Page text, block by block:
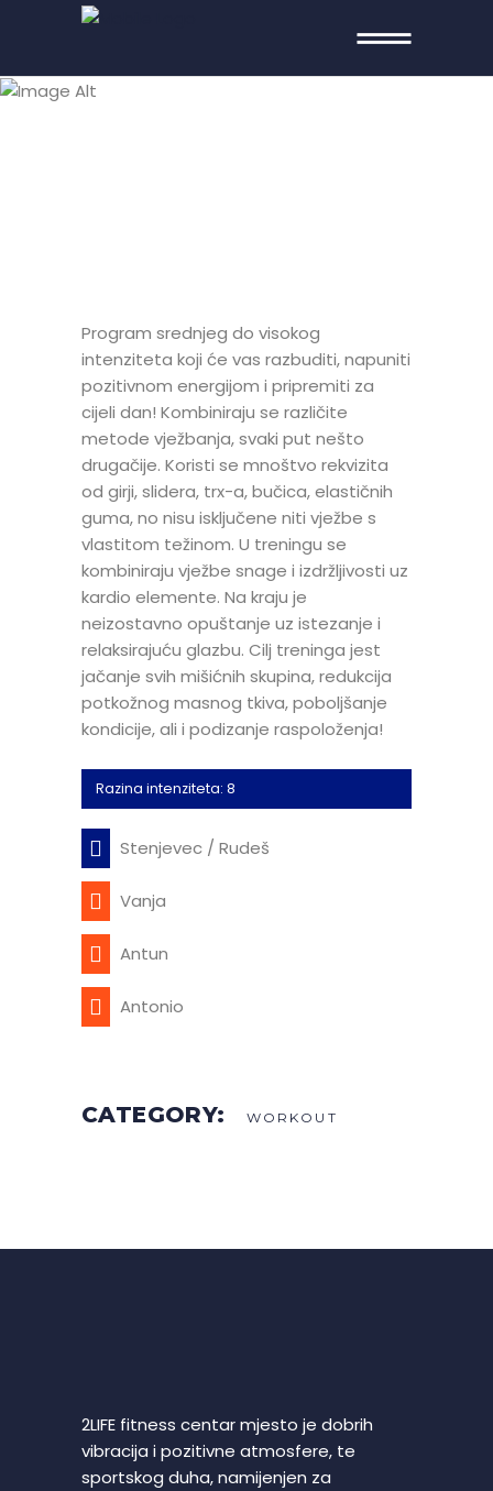
MORNING
Program srednjeg do visokog
intenziteta koji će vas razbuditi, napuniti
pozitivnom energijom i pripremiti za
cijeli dan! Kombiniraju se različite
metode vježbanja, svaki put nešto
drugačije. Koristi se mnoštvo rekvizita
od girji, slidera, trx-a, bučica, elastičnih
guma, no nisu isključene niti vježbe s
vlastitom težinom. U treningu se
kombiniraju vježbe snage i izdržljivosti uz
kardio elemente. Na kraju je
neizostavno opuštanje uz istezanje i
relaksirajuću glazbu. Cilj treninga jest
jačanje svih mišićnih skupina, redukcija
potkožnog masnog tkiva, poboljšanje
kondicije, ali i podizanje raspoloženja!
Razina intenziteta: 8
Stenjevec / Rudeš
Vanja
Antun
Antonio
CATEGORY: WORKOUT
2LIFE fitness centar mjesto je dobrih
vibracija i pozitivne atmosfere, te
sportskog duha, namijenjen za